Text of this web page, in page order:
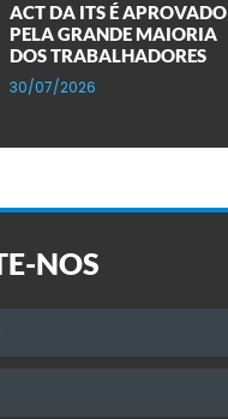
ACT DA ITS É APROVADO
PELA GRANDE MAIORIA
DOS TRABALHADORES
30/07/2026
NOS